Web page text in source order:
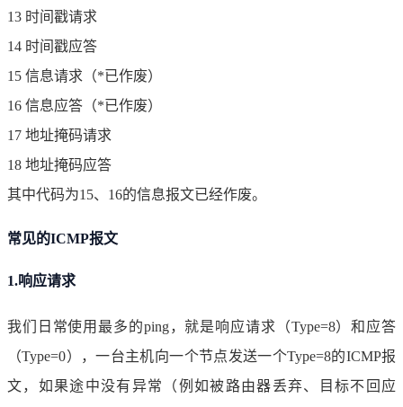
13 时间戳请求
14 时间戳应答
15 信息请求（*已作废）
16 信息应答（*已作废）
17 地址掩码请求
18 地址掩码应答
其中代码为15、16的信息报文已经作废。
常见的ICMP报文
1.响应请求
我们日常使用最多的ping，就是响应请求（Type=8）和应答
（Type=0），一台主机向一个节点发送一个Type=8的ICMP报
文，如果途中没有异常（例如被路由器丢弃、目标不回应